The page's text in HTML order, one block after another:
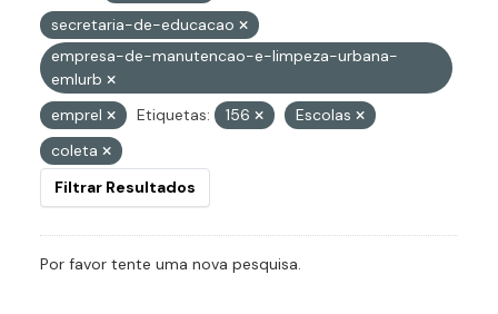
secretaria-de-educacao
empresa-de-manutencao-e-limpeza-urbana-
emlurb
emprel
Etiquetas: 156
Escolas
coleta
Filtrar Resultados
Por favor tente uma nova pesquisa.